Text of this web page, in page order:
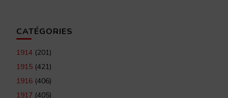
CATÉGORIES
1914 (201)
1915 (421)
1916 (406)
1917 (405)